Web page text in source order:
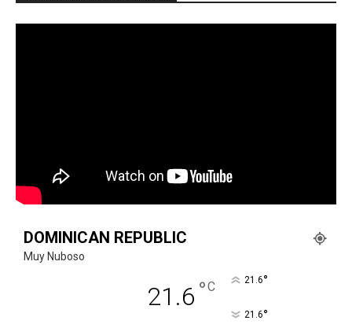
DOMINICAN REPUBLIC
Muy Nuboso
21.6 °C 21.6°
21.6°